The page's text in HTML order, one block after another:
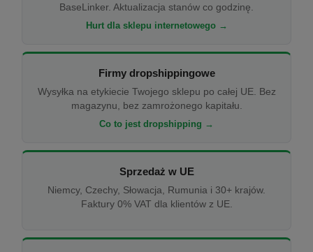
BaseLinker. Aktualizacja stanów co godzinę.
Hurt dla sklepu internetowego →
Firmy dropshippingowe
Wysyłka na etykiecie Twojego sklepu po całej UE. Bez
magazynu, bez zamrożonego kapitału.
Co to jest dropshipping →
Sprzedaż w UE
Niemcy, Czechy, Słowacja, Rumunia i 30+ krajów.
Faktury 0% VAT dla klientów z UE.